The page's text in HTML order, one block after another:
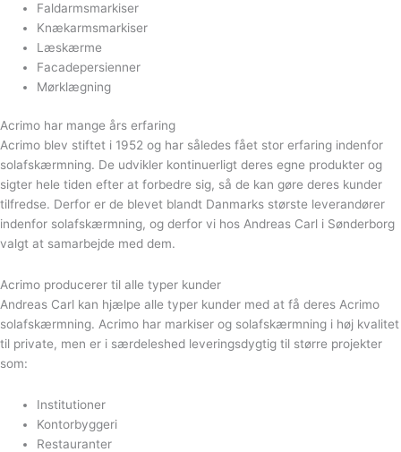
Faldarmsmarkiser
Knækarmsmarkiser
Læskærme
Facadepersienner
Mørklægning
Acrimo har mange års erfaring
Acrimo blev stiftet i 1952 og har således fået stor erfaring indenfor
solafskærmning. De udvikler kontinuerligt deres egne produkter og
sigter hele tiden efter at forbedre sig, så de kan gøre deres kunder
tilfredse. Derfor er de blevet blandt Danmarks største leverandører
indenfor solafskærmning, og derfor vi hos Andreas Carl i Sønderborg
valgt at samarbejde med dem.
Acrimo producerer til alle typer kunder
Andreas Carl kan hjælpe alle typer kunder med at få deres Acrimo
solafskærmning. Acrimo har markiser og solafskærmning i høj kvalitet
til private, men er i særdeleshed leveringsdygtig til større projekter
som:
Institutioner
Kontorbyggeri
Restauranter